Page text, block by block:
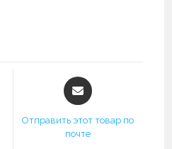
Открывается
в
Отправить этот товар по
почте